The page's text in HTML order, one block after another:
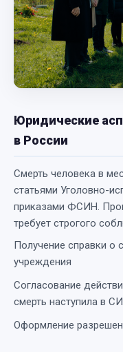
Юридические
в России
Смерть человека в
статьями Уголовно-
приказами ФСИН.
требует строгого
Получение справки о
учреждения
Согласование
смерть наступила в
Оформление